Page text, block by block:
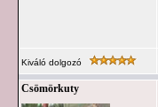
Kiváló dolgozó
Csömörkuty